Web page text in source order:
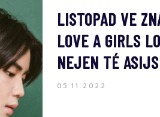
LISTOPAD VE
LOVE A GIRLS
NEJEN TÉ
05.11.2022